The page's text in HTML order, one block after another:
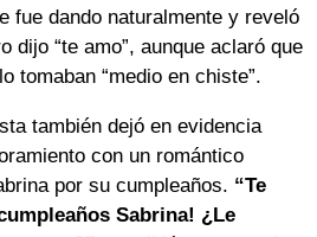
fue dando naturalmente y reveló
dijo “te amo”, aunque aclaró que
tomaban “medio en chiste”.
también dejó en evidencia
con un romántico
por su cumpleaños. “Te
Sabrina! ¿Le